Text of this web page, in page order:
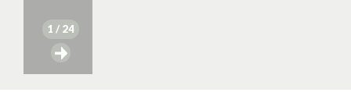
1 / 24